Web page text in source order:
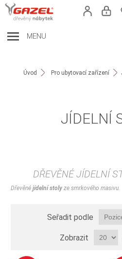
MENU
Úvod Pro ubytovací zařízení
JÍDELNÍ
DŘEVĚNÉ JÍDELNÍ
Dřevěné jídelní stolyze smrkového masivu.
Seřadit podle
Zobrazit